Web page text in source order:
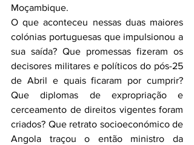
Moçambique.
O que aconteceu nessas duas maiores
colónias portuguesas que impulsionou a
sua saída? Que promessas fizeram os
decisores militares e políticos do pós-25
de Abril e quais ficaram por cumprir?
Que diplomas de expropriação e
cerceamento de direitos vigentes foram
criados? Que retrato socioeconómico de
Angola traçou o então ministro da